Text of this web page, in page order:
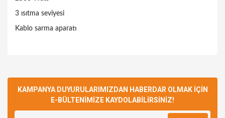
3 ısıtma seviyesi
Kablo sarma aparatı
Yorum Yaz
kullanarak tarafımıza iletebilirsiniz.
Görüş ve önerileriniz için teşekkür ederiz.
Ürün resmi kalitesiz, bozuk veya görüntülenemiyor.
KAMPANYA DUYURULARIMIZDAN HABERDAR OLMAK İÇİN
E-BÜLTENİMİZE KAYDOLABİLİRSİNİZ!